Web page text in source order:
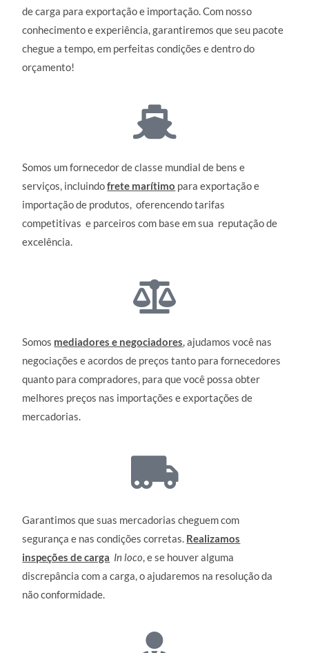
de carga para exportação e importação. Com nosso
conhecimento e experiência, garantiremos que seu pacote
chegue a tempo, em perfeitas condições e dentro do
orçamento!
Somos um fornecedor de classe mundial de bens e
serviços, incluindofrete marítimo para exportação e
importação de produtos, oferencendo tarifas
competitivas e parceiros com base em sua reputação de
excelência.
Somos mediadores e negociadores, ajudamos você nas
negociações e acordos de preços tanto para fornecedores
quanto para compradores, para que você possa obter
melhores preços nas importações e exportações de
mercadorias.
Garantimos que suas mercadorias cheguem com
segurança e nas condições corretas. Realizamos
inspeções de carga In loco, e se houver alguma
discrepância com a carga, o ajudaremos na resolução da
não conformidade.